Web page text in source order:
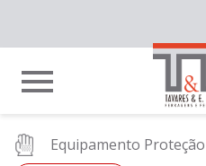
Equipamento